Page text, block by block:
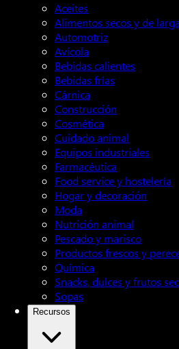
Aceites
Alimentos secos y de
Automotriz
Avícola
Bebidas calientes
Bebidas frías
Cárnica
Construcción
Cosmética
Cuidado animal
Equipos industriales
Farmacéutica
Food service y hostelería
Hogar y decoración
Moda
Nutrición animal
Pescado y marisco
Productos frescos y
Química
Snacks, dulces y frutos
Sopas
Recursos